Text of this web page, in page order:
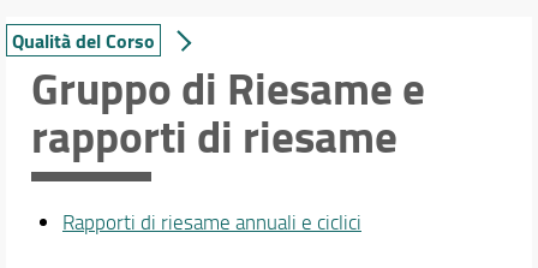
Corso di studio
Presentazione del corso
Sedi e strutture
Norme e regolamenti
Organizzazione
Per iscriversi
Passaggi e trasferimenti
Per laurearsi
Qualità del Corso
Gruppo di Riesame e
rapporti di riesame
Rapporti di riesame annuali e ciclici